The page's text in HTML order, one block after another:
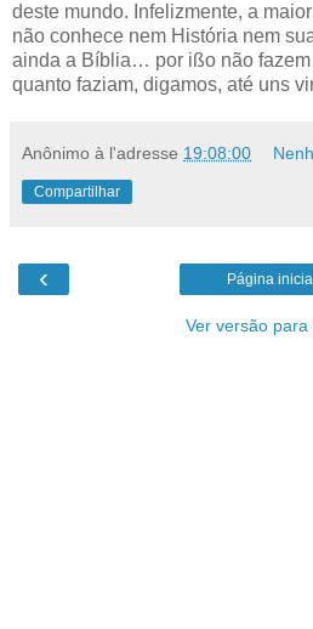
deste mundo. Infelizmente, a
não conhece nem História nem
ainda a Bíblia… por ißo não fazem
quanto faziam, digamos, até uns
Anônimo à l'adresse 19:08:00
Compartilhar
‹ Página inicial
Ver versão para